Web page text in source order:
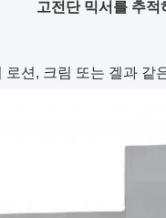
고전단 믹서를 추적
션, 크림 또는 겔과